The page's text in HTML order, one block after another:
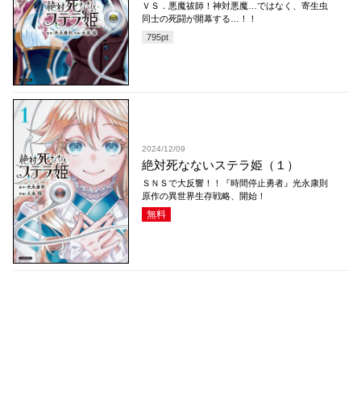
ＶＳ．悪魔祓師！神対悪魔…ではなく、寄生虫
同士の死闘が開幕する…！！
795pt
2024/12/09
絶対死なないステラ姫（１）
ＳＮＳで大反響！！『時間停止勇者』光永康則
原作の異世界生存戦略、開始！
無料